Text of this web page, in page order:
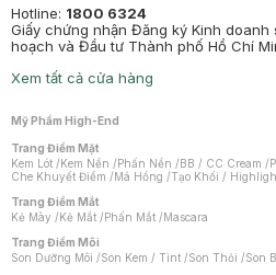
Hotline: 1800 6324
Giấy chứng nhận Đăng ký Kinh doanh
hoạch và Đầu tư Thành phố Hồ Chí
Xem tất cả cửa hàng
Mỹ Phẩm High-End
Trang Điểm Mặt
Kem Lót /Kem Nền /Phấn Nền /BB / CC Cream /
Che Khuyết Điểm /Má Hồng /Tạo Khối /
Trang Điểm Mắt
Kẻ Mày /Kẻ Mắt /Phấn Mắt /Mascara
Trang Điểm Môi
Son Dưỡng Môi /Son Kem / Tint /Son Thỏi /Son